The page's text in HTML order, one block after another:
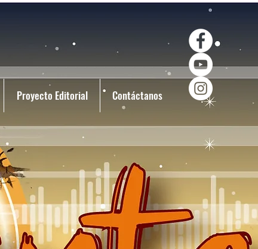
Proyecto Editorial Contáctanos